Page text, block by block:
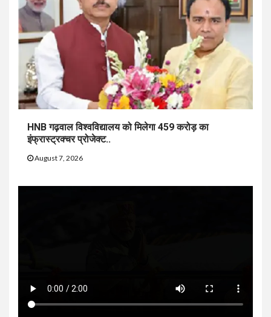
HNB गढ़वाल विश्वविद्यालय को मिलेगा 459 करोड़ का
इंफ्रास्ट्रक्चर प्रोजेक्ट..
August 7, 2026